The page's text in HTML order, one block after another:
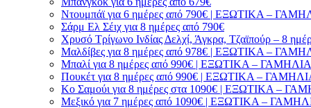
Ντουμπάϊ για 6 ημέρες από 790€ | ΕΞΩΤΙΚΑ –
Σάρμ Ελ Σέιχ για 8 ημέρες από 790€
Χρυσό Τρίγωνο Ινδίας Δελχί, Άγκρα, Τζαϊπούρ – 8
Μαλδίβες για 8 ημέρες από 978€ | ΕΞΩΤΙΚΑ –
Μπαλί για 8 ημέρες από 990€ | ΕΞΩΤΙΚΑ – ΓΑΜΗΛΙΑ
Πουκέτ για 8 ημέρες από 990€ | ΕΞΩΤΙΚΑ –
Κο Σαμούι για 8 ημέρες στα 1090€ | ΕΞΩΤΙΚΑ –
Μεξικό για 7 ημέρες από 1090€ | ΕΞΩΤΙΚΑ –